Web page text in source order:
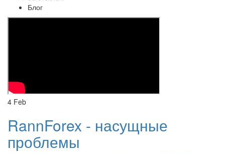
Блог
4 Feb
RannForex - насущные
проблемы